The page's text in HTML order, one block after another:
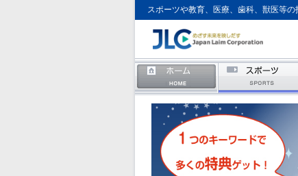
スポーツや教育、医療、歯科、獣医等